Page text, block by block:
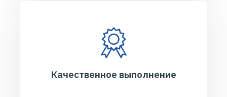
Качественное выполнение